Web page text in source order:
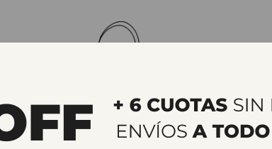
3 y 6 cuotas sin interés
Vajilla de cerámica Sets Gift cards Regalos